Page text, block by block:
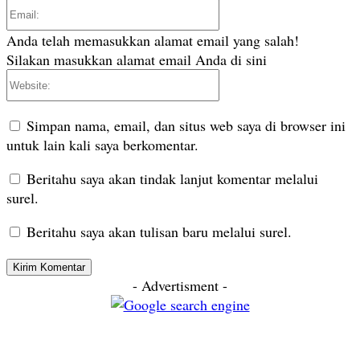
Anda telah memasukkan alamat email yang salah!
Silakan masukkan alamat email Anda di sini
Simpan nama, email, dan situs web saya di browser ini
untuk lain kali saya berkomentar.
Beritahu saya akan tindak lanjut komentar melalui
surel.
Beritahu saya akan tulisan baru melalui surel.
- Advertisment -